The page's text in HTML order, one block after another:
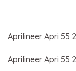
Aprilineer Apri 55
Aprilineer Apri 55